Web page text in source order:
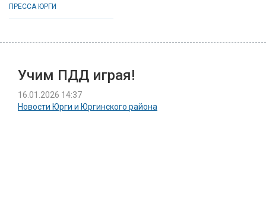
ПРЕССА ЮРГИ
Учим ПДД играя!
16.01.2026 14:37
Новости Юрги и Юргинского района